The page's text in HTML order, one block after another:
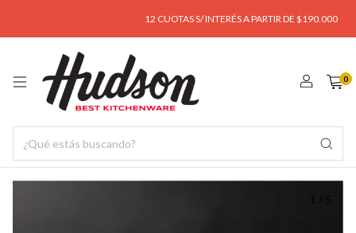
12 CUOTAS S/ INTERÉS A PARTIR DE $190.000
0
1 5